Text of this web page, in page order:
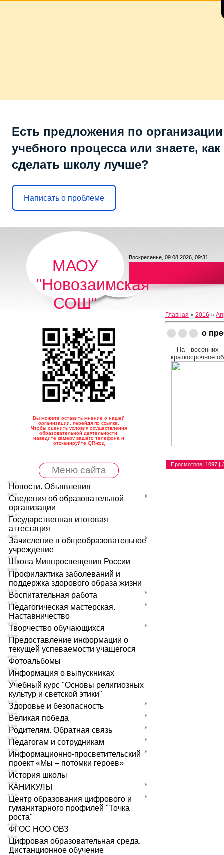
Есть предложения по организации
учебного процесса или знаете, как
сделать школу лучше?
Написать о проблеме
МАОУ
"Новозаимская
СОШ"
Воскресенье, 09.08.2026, 09:31
Вы можете оставить мнение о нашей
организации, перейдя по ссылке.
Чтобы оценить условия осуществления
образовательной деятельности,
наведите камеру вашего телефона и
отсканируйте QR-код
Меню сайта
Новости. Объявления
Сведения об образовательной
организации
Государственная итоговая
аттестация
Зачисление в общеобразовательное
учреждение
Школа Минпросвещения России
Профилактика заболеваний и
поддержка здорового образа жизни
Воспитательная работа
Педагогическая мастерская.
Наставничество
Творчество обучающихся
Предоставление информации о
текущей успеваемости учащегося
Фотоальбомы
Информация о выпускниках
Учебный курс "Основы религиозных
культур и светской этики"
Здоровье и безопасность
Великая победа
Родителям. Обратная связь
Педагогам и сотрудникам
Информационно-просветительский
проект «Мы – потомки героев»
История школы
КАНИКУЛЫ
Центр образования цифрового и
гуманитарного профилей "Точка
роста"
ФГОС НОО ОВЗ
Цифровая образовательная среда.
Дистанционное обучение
Главная » 2016 »
о
На весенних
краткосрочное
Просмотров: 1097 |